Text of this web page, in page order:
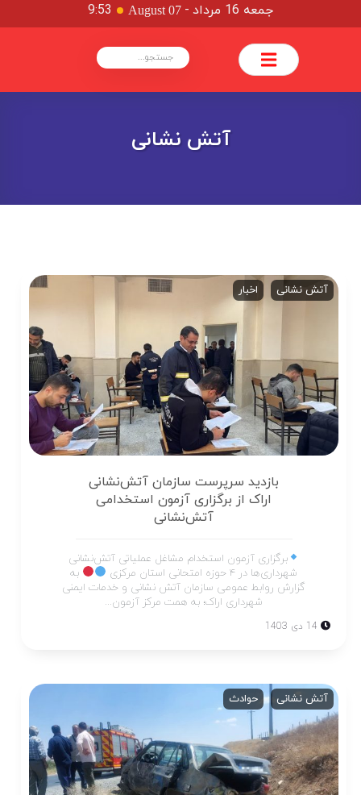
جمعه 16 مرداد -
August 07
9:53
آتش نشانی
آتش نشانی اخبار
بازدید سرپرست سازمان آتش‌نشانی
اراک از برگزاری آزمون استخدامی
آتش‌نشانی
برگزاری آزمون استخدام مشاغل عملیاتی آتش‌نشانی
شهرداری‌ها در ۴ حوزه امتحانی استان مرکزی
به
گزارش روابط عمومی سازمان آتش نشانی و خدمات ایمنی
شهرداری اراک؛ به همت مرکز آزمون...
14 دی 1403
آتش نشانی حوادث